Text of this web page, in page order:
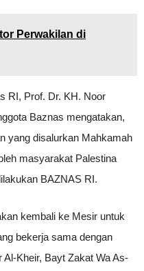
Perwakilan di
RI, Prof. Dr. KH. Noor
Baznas mengatakan,
yang disalurkan Mahkamah
masyarakat Palestina
BAZNAS RI.
kembali ke Mesir untuk
bekerja sama dengan
Kheir, Bayt Zakat Wa As-